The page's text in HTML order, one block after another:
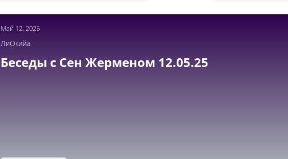
Май 12, 2025
ЛиОкийа
Беседы с Сен Жерменом 12.05.25